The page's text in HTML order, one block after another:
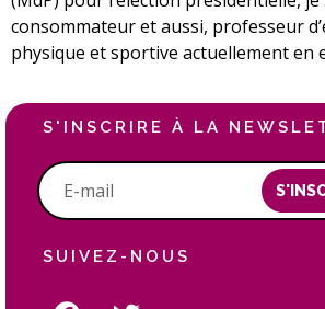
consommateur et aussi, professeur
physique et sportive actuellement en
S'INSCRIRE À LA
SUIVEZ-NOUS